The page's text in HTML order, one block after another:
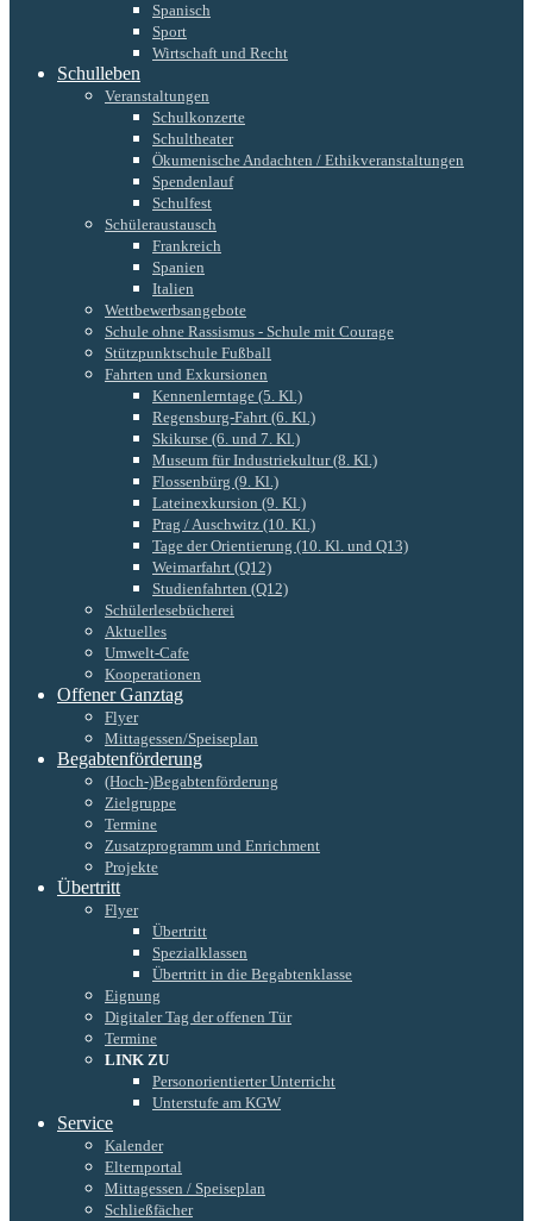
Spanisch
Sport
Wirtschaft und Recht
Schulleben
Veranstaltungen
Schulkonzerte
Schultheater
Ökumenische Andachten / Ethikveranstaltungen
Spendenlauf
Schulfest
Schüleraustausch
Frankreich
Spanien
Italien
Wettbewerbsangebote
Schule ohne Rassismus - Schule mit Courage
Stützpunktschule Fußball
Fahrten und Exkursionen
Kennenlerntage (5. Kl.)
Regensburg-Fahrt (6. Kl.)
Skikurse (6. und 7. Kl.)
Museum für Industriekultur (8. Kl.)
Flossenbürg (9. Kl.)
Lateinexkursion (9. Kl.)
Prag / Auschwitz (10. Kl.)
Tage der Orientierung (10. Kl. und Q13)
Weimarfahrt (Q12)
Studienfahrten (Q12)
Schülerlesebücherei
Aktuelles
Umwelt-Cafe
Kooperationen
Offener Ganztag
Flyer
Mittagessen/Speiseplan
Begabtenförderung
(Hoch-)Begabtenförderung
Zielgruppe
Termine
Zusatzprogramm und Enrichment
Projekte
Übertritt
Flyer
Übertritt
Spezialklassen
Übertritt in die Begabtenklasse
Eignung
Digitaler Tag der offenen Tür
Termine
LINK ZU
Personorientierter Unterricht
Unterstufe am KGW
Service
Kalender
Elternportal
Mittagessen / Speiseplan
Schließfächer